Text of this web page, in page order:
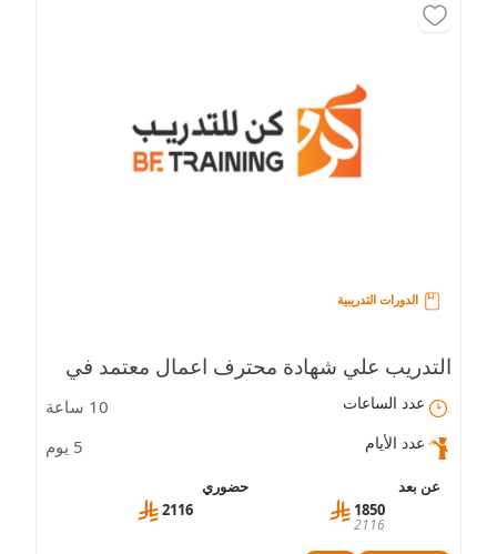
الدورات التدريبية
التدريب علي شهادة محترف اعمال معتمد في
القيادة الإدارية (CBP-LS)
عدد الساعات 10 ساعة
عدد الأيام 5 يوم
عن بعد
1850
2116
حضوري
2116